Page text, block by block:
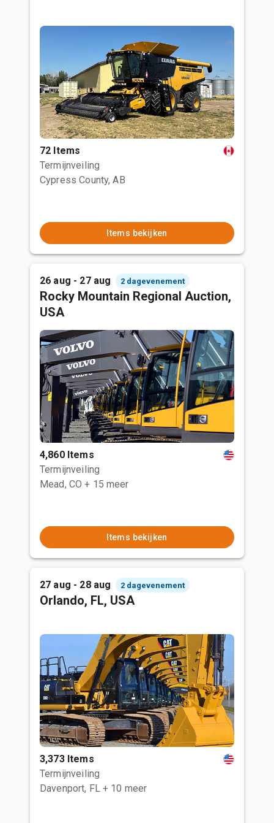
72 Items
Termijnveiling
Cypress County, AB
Items bekijken
26 aug - 27 aug 2 dagevenement
Rocky Mountain Regional Auction,
USA
4,860 Items
Termijnveiling
Mead, CO + 15 meer
Items bekijken
27 aug - 28 aug 2 dagevenement
Orlando, FL, USA
3,373 Items
Termijnveiling
Davenport, FL + 10 meer